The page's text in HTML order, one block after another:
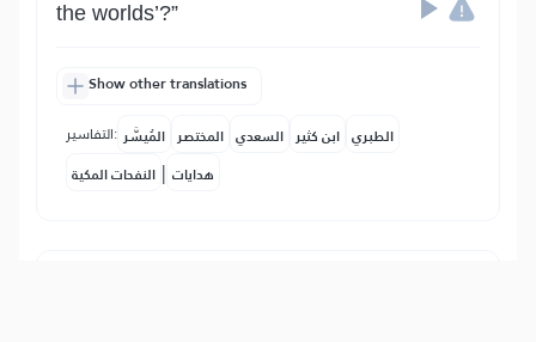
the worlds’?”
Show other translations
التفاسير: المُيسَّر المختصر السعدي ابن كثير الطبري
النفحات المكية | هدايات